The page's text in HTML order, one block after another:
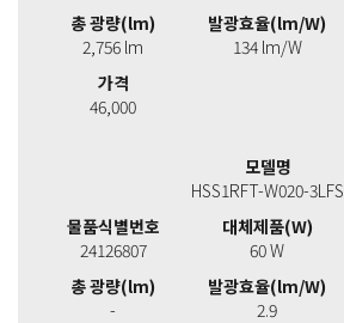
총 광량(lm)
2,756 lm
발광효율(lm/W)
134 lm/W
가격
46,000
모델명
HSS1RFT-W020-3LFS
물품식별번호
24126807
대체제품(W)
60 W
총 광량(lm)
-
발광효율(lm/W)
2.9